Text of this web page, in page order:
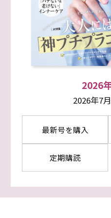
2026
2026年7
最新号を購入
定期購読